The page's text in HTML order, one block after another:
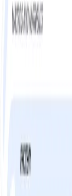
Spagetti med
Lätt10 MIN
Bananpannkakor